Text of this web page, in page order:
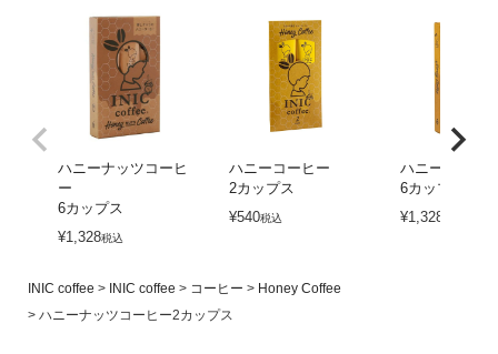
ハニーナッツコーヒ
ー
6カップス
¥1,328税込
ハニーコーヒー
2カップス
¥540税込
ハニーコーヒ
6カップス
¥1,328
INIC coffee INIC coffee コーヒー
Honey Coffee
ハニーナッツコーヒー2カップス